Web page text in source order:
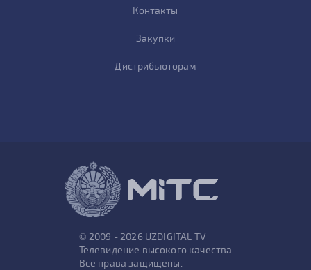
Контакты
Закупки
Дистрибьюторам
© 2009 - 2026 UZDIGITAL TV
Телевидение высокого качества
Все права защищены.